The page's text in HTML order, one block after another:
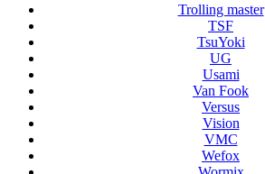
Trolling master
TSF
TsuYoki
UG
Usami
Van Fook
Versus
Vision
VMC
Wefox